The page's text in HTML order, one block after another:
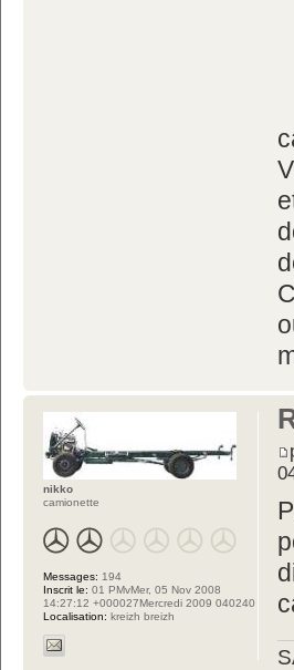
nikko
camionette
Messages: 194
Inscrit le: 01 PMvMer, 05 Nov 2008
14:27:12 +000027Mercredi 2009 040240
Localisation: kreizh breizh